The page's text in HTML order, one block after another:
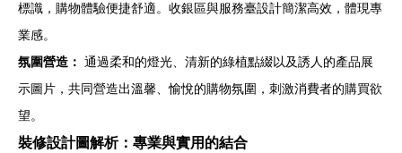
標識，購物體驗便捷舒適。收銀區與服務臺設計簡潔高效，體現專
業感。
氛圍營造： 通過柔和的燈光、清新的綠植點綴以及誘人的產品展
示圖片，共同營造出溫馨、愉悅的購物氛圍，刺激消費者的購買欲
望。
裝修設計圖解析：專業與實用的結合